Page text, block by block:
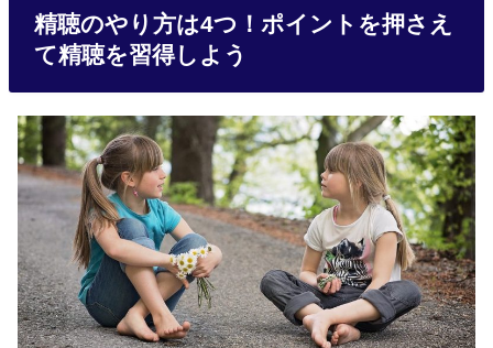
精聴のやり方は4つ！ポイントを押さえ
て精聴を習得しよう